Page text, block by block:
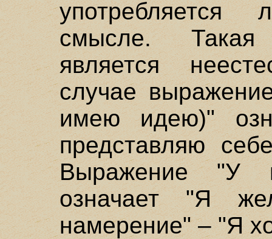
смысле.
является
случае
имею идею)"
представляю
Выражение "У
означает "Я
намерение" – "Я